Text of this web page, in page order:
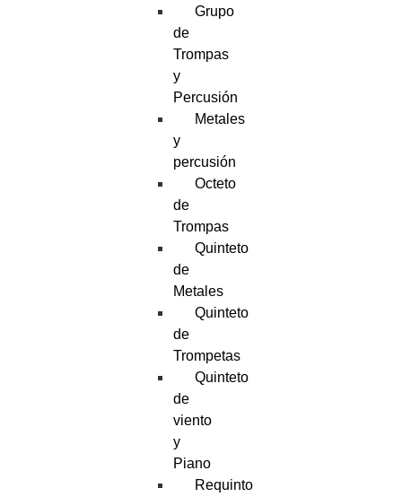
Grupo
de
Trompas
y
Percusión
Metales
y
percusión
Octeto
de
Trompas
Quinteto
de
Metales
Quinteto
de
Trompetas
Quinteto
de
viento
y
Piano
Requinto